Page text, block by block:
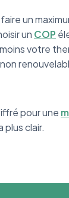
un
un COP
votre
pour une
plus clair.